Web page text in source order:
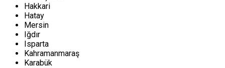
Hakkari
Hatay
Mersin
Iğdır
Isparta
Kahramanmaraş
Karabük